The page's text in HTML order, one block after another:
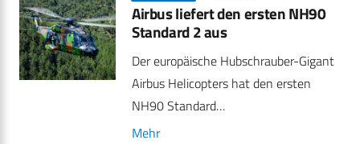
Airbus liefert den ersten NH90
Standard 2 aus
Der europäische Hubschrauber-Gigant
Airbus Helicopters hat den ersten
NH90 Standard…
Mehr